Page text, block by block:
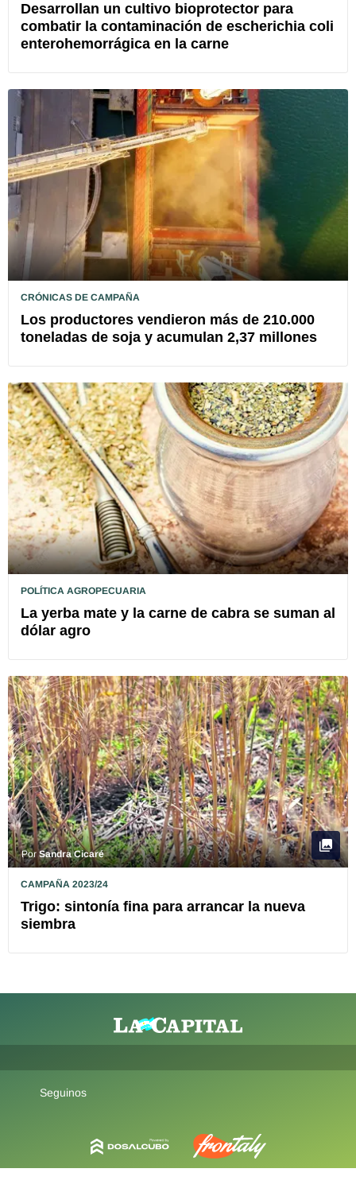
Desarrollan un cultivo bioprotector para
combatir la contaminación de escherichia coli
enterohemorrágica en la carne
CRÓNICAS DE CAMPAÑA
Los productores vendieron más de 210.000
toneladas de soja y acumulan 2,37 millones
POLÍTICA AGROPECUARIA
La yerba mate y la carne de cabra se suman al
dólar agro
PorSandra Cicaré
CAMPAÑA 2023/24
Trigo: sintonía fina para arrancar la nueva
siembra
Seguinos